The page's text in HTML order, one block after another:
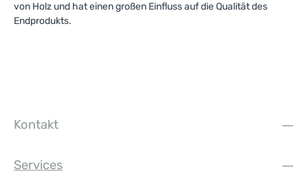
von Holz und hat einen großen Einfluss auf die Qualität des
Endprodukts.
Kontakt
Services